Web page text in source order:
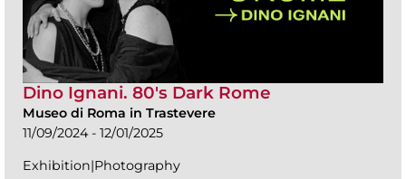
Dino Ignani. 80's Dark Rome
Museo di Roma in Trastevere
11/09/2024 - 12/01/2025
Exhibition|Photography